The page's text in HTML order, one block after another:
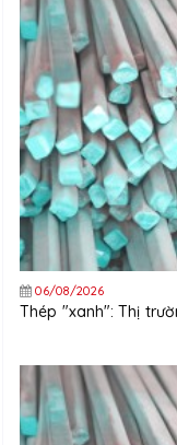
06/08/2026
Thép "xanh": Thị